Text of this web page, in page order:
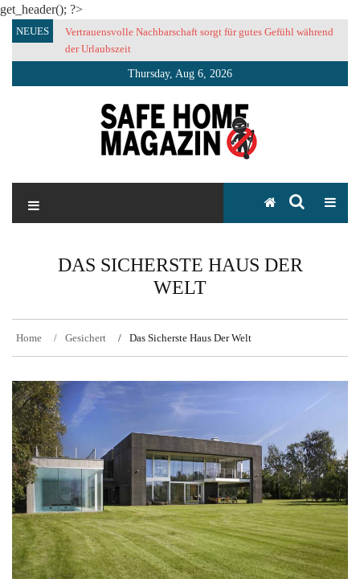
get_header(); ?>
SkipNEUES
Vertrauensvolle Nachbarschaft sorgt für gutes Gefühl während
der Urlaubszeit
Thursday, Aug 6, 2026
SAFE HOME Magazin
DAS SICHERSTE HAUS DER
WELT
Home Gesichert Das Sicherste Haus Der Welt